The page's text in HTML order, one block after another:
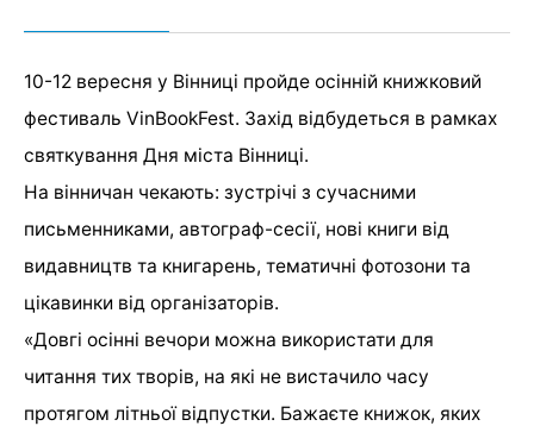
10-12 вересня у Вінниці пройде осінній книжковий
фестиваль VinBookFest. Захід відбудеться в рамках
святкування Дня міста Вінниці.
На вінничан чекають: зустрічі з сучасними
письменниками, автограф-сесії, нові книги від
видавництв та книгарень, тематичні фотозони та
цікавинки від організаторів.
«Довгі осінні вечори можна використати для
читання тих творів, на які не вистачило часу
протягом літньої відпустки. Бажаєте книжок, яких